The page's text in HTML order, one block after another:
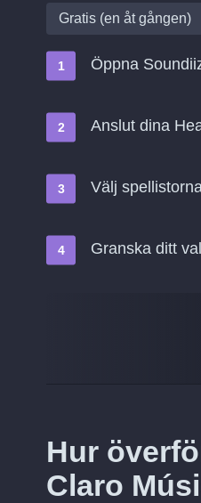
Gratis (en åt gången)
Öppna
Anslut dina
Välj
Granska ditt
Hur
Claro